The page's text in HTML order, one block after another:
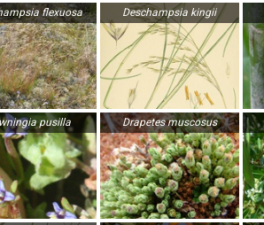
flexuosa Deschampsia kingii
pusilla Drapetes muscosus